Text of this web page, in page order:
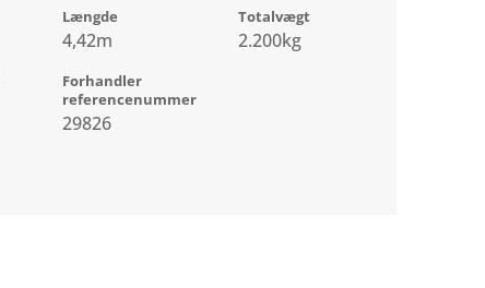
Længde
4,42m
Totalvægt
2.200kg
Forhandler
referencenummer
29826